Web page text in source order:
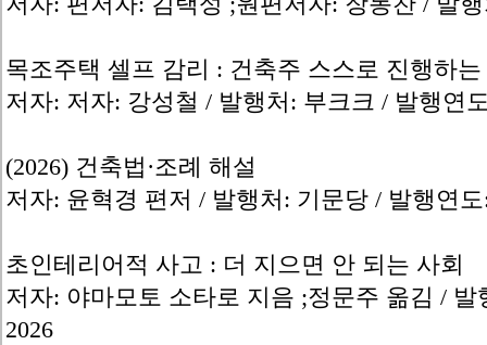
목조주택 셀프 감리 : 건축주 스스로 진행하
저자: 저자: 강성철 / 발행처: 부크크 / 발행연
(2026) 건축법·조례 해설
저자: 윤혁경 편저 / 발행처: 기문당 / 발행연도
초인테리어적 사고 : 더 지으면 안 되는 사회
저자: 야마모토 소타로 지음 ;정문주 옮김 /
2026